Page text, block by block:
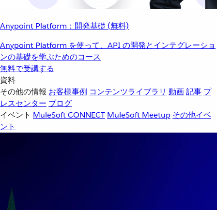
Anypoint Platform：開発基礎 (無料)
Anypoint Platform を使って、API の開発とインテグレーショ
ンの基礎を学ぶためのコース
無料で受講する
資料
その他の情報 お客様事例 コンテンツライブラリ 動画記事 プ
レスセンター ブログ
イベント MuleSoft CONNECT MuleSoft Meetup その他イベ
ント